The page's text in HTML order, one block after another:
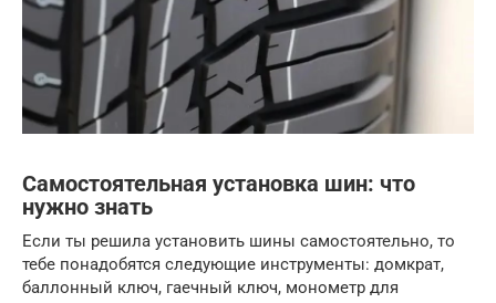
Самостоятельная установка шин: что
нужно знать
Если ты решила установить шины самостоятельно, то
тебе понадобятся следующие инструменты: домкрат,
баллонный ключ, гаечный ключ, монометр для